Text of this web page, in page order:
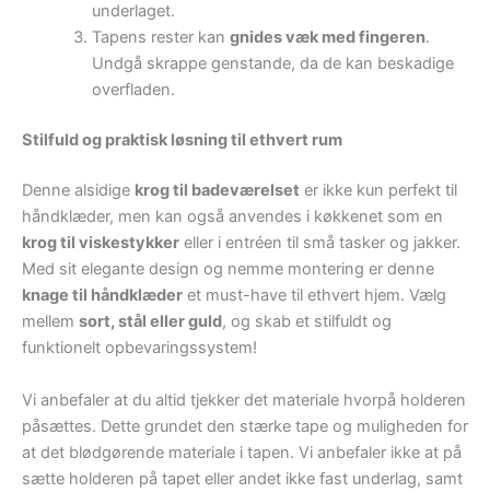
underlaget.
Tapens rester kan gnides væk med fingeren.
Undgå skrappe genstande, da de kan beskadige
overfladen.
Stilfuld og praktisk løsning til ethvert rum
Denne alsidige krog til badeværelset er ikke kun perfekt til
håndklæder, men kan også anvendes i køkkenet som en
krog til viskestykker eller i entréen til små tasker og jakker.
Med sit elegante design og nemme montering er denne
knage til håndklæder et must-have til ethvert hjem. Vælg
mellem sort, stål eller guld, og skab et stilfuldt og
funktionelt opbevaringssystem!
Vi anbefaler at du altid tjekker det materiale hvorpå holderen
påsættes. Dette grundet den stærke tape og muligheden for
at det blødgørende materiale i tapen. Vi anbefaler ikke at på
sætte holderen på tapet eller andet ikke fast underlag, samt